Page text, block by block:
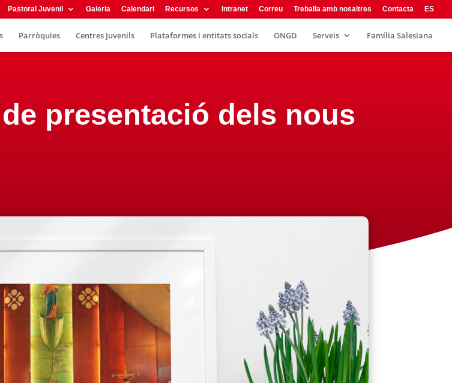
Pastoral Juvenil Galeria Calendari Recursos Intranet Correu Treballa amb nosaltres Contacta ES
Parròquies Centres Juvenils Plataformes i entitats socials ONGD Serveis Família Salesiana
presentació dels nous